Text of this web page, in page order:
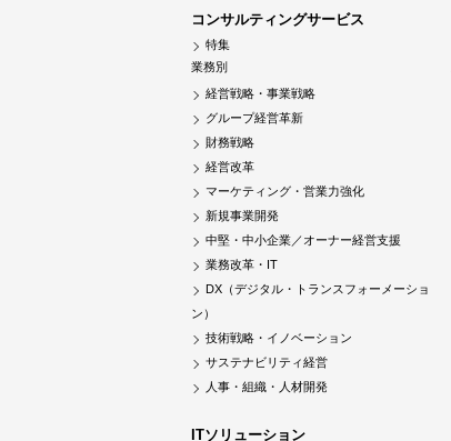
コンサルティングサービス
特集
業務別
経営戦略・事業戦略
グループ経営革新
財務戦略
経営改革
マーケティング・営業力強化
新規事業開発
中堅・中小企業／オーナー経営支援
業務改革・IT
DX（デジタル・トランスフォーメーショ
ン）
技術戦略・イノベーション
サステナビリティ経営
人事・組織・人材開発
ITソリューション